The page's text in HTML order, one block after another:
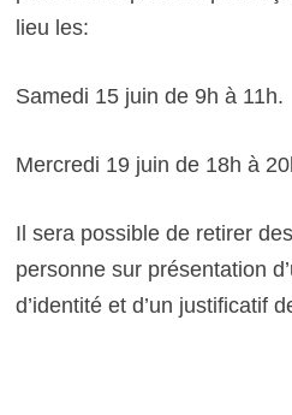
lieu les:
Samedi 15 juin de 9h à 11h.
Mercredi 19 juin de 18h à
Il sera possible de retirer
personne sur présentation
d’identité et d’un justificatif